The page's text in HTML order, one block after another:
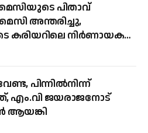
പിതാവ്
അന്തരിച്ചു,
കരിയറിലെ നിർണായക
പിന്നിൽനിന്ന്
ജയരാജനോട്